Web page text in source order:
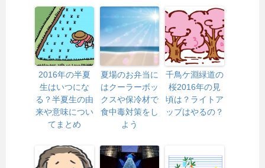
2016年の半夏
生はいつにな
る？半夏生の由
来や意味につい
てまとめ
夏場のお弁当に
はクーラーボッ
クスや保冷材で
食中毒対策をし
よう
千鳥ケ淵緑道の
桜2016年の見
頃は？ライトア
ップはやるの？